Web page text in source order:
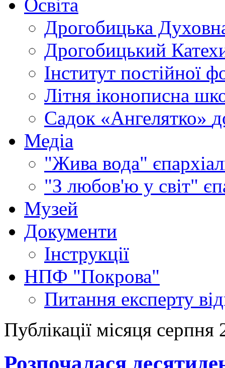
Освіта
Дрогобицька
Дрогобицький
Інститут постійної
Літня іконописна
Садок «Ангелятко»
Медіа
"Жива вода"
"З любов'ю у світ"
Музей
Документи
Інструкції
НПФ "Покрова"
Питання експерту
Публікації місяця серпня
Розпочалася